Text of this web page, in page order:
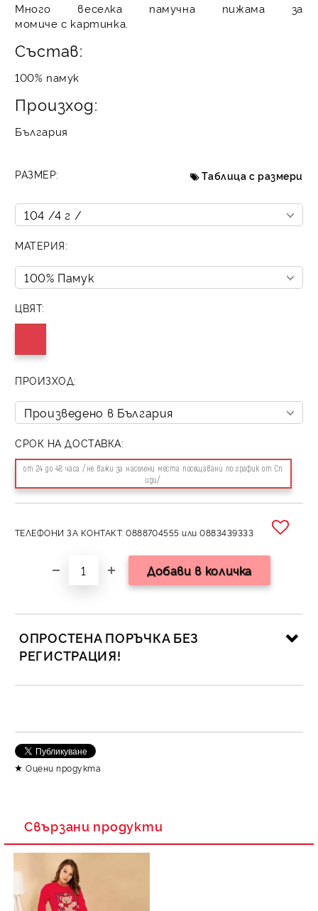
Много веселка памучна пижама за
момиче с картинка.
Състав:
100% памук
Произход:
България
РАЗМЕР: Таблица с размери
МАТЕРИЯ:
ЦВЯТ:
ПРОИЗХОД:
СРОК НА ДОСТАВКА:
от 24 до 48 часа /не важи за населени места посещавани по график от Сп
иди/
ТЕЛЕФОНИ ЗА КОНТАКТ: 0888704555 или 0883439333
ОПРОСТЕНА ПОРЪЧКА БЕЗ
РЕГИСТРАЦИЯ!
Съгласен съм с
Оцени продукта
Свързани продукти